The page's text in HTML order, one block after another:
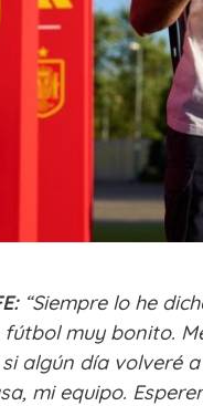
“Siempre lo he
muy bonito.
algún día volveré
mi equipo.